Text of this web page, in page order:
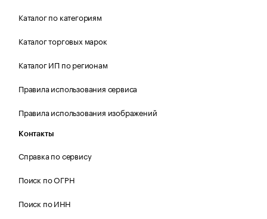
Каталог по категориям
Каталог торговых марок
Каталог ИП по регионам
Правила использования сервиса
Правила использования изображений
Контакты
Справка по сервису
Поиск по ОГРН
Поиск по ИНН